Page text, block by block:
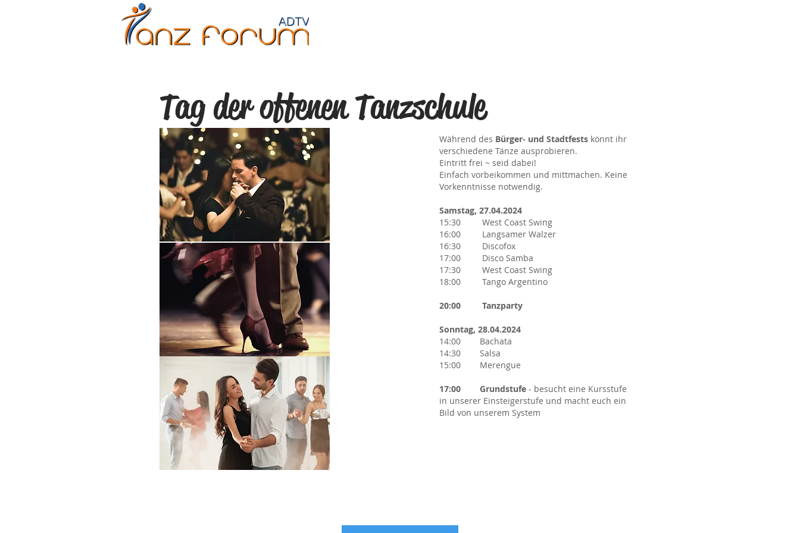
Tag der offenen Tanzschule
Während des Bürger- und Stadtfests könnt ihr
verschiedene Tänze ausprobieren.
Eintritt frei ~ seid dabei!
Einfach vorbeikommen und mittmachen. Keine
Vorkenntnisse notwendig.
Samstag, 27.04.2024
15:30 West Coast Swing
16:00 Langsamer Walzer
16:30 Discofox
17:00 Disco Samba
17:30 West Coast Swing
18:00 Tango Argentino
20:00 Tanzparty
Sonntag, 28.04.2024
14:00 Bachata
14:30 Salsa
15:00 Merengue
17:00 Grundstufe - besucht eine Kursstufe
in unserer Einsteigerstufe und macht euch ein
Bild von unserem System